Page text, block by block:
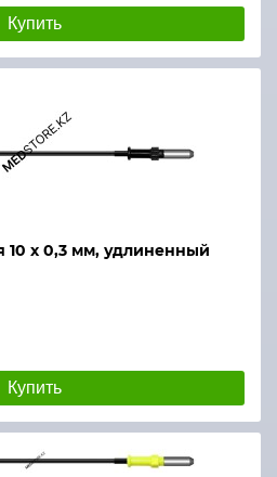
Купить
10 х 0,3 мм, удлиненный
Купить